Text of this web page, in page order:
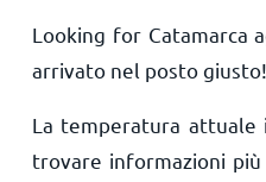
Looking for Catamarca
arrivato nel posto giusto!
La temperatura attuale
trovare informazioni